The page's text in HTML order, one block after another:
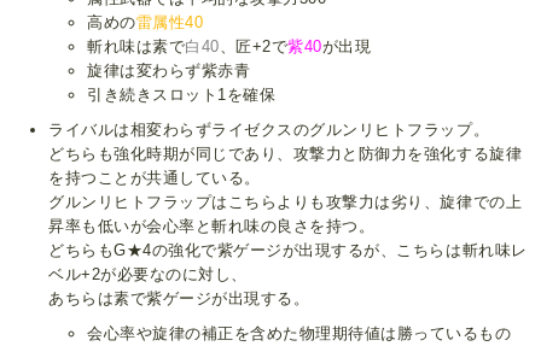
高めの雷属性40
斬れ味は素で白40 、匠+2で紫40が出現
旋律は変わらず紫赤青
引き続きスロット1を確保
ライバルは相変わらずライゼクスのグルンリヒトフラップ。
どちらも強化時期が同じであり、攻撃力と防御力を強化する旋律
を持つことが共通している。
グルンリヒトフラップはこちらよりも攻撃力は劣り、旋律での上
昇率も低いが会心率と斬れ味の良さを持つ。
どちらもG★4の強化で紫ゲージが出現するが、こちらは斬れ味レ
ベル+2が必要なのに対し、
あちらは素で紫ゲージが出現する。
会心率や旋律の補正を含めた物理期待値は勝っているもの